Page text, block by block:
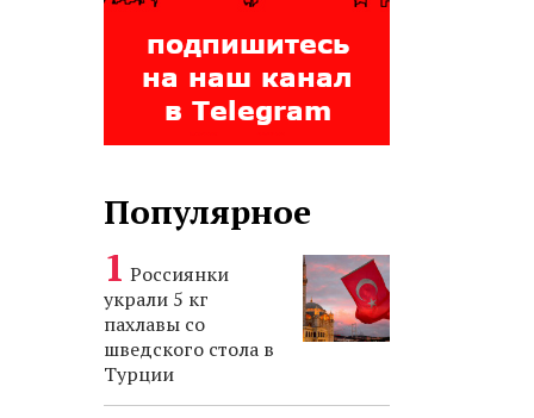
Популярное
Россиянки
украли 5 кг
пахлавы со
шведского стола в
Турции